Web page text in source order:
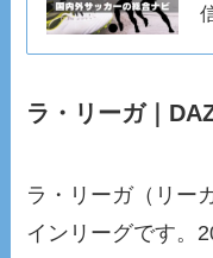
ラ・リーガ｜
ラ・リーガ（リー
インリーグです。